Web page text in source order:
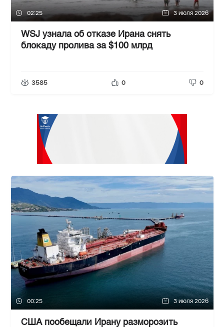
02:25 3 июля 2026
WSJ узнала об отказе Ирана снять
блокаду пролива за $100 млрд
3585 0 0
00:25 3 июля 2026
США пообещали Ирану разморозить